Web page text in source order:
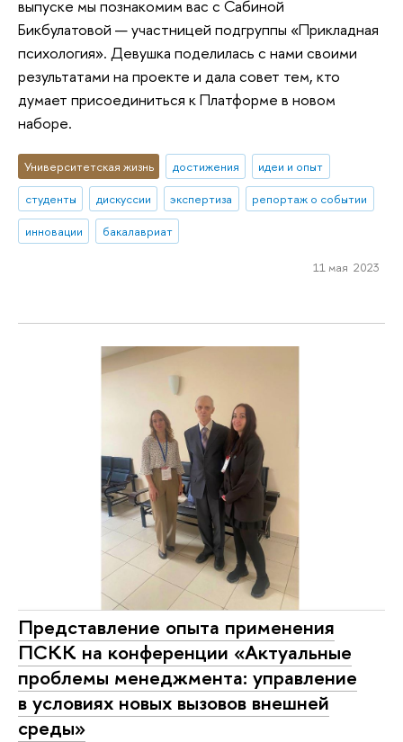
выпуске мы познакомим вас с Сабиной
Бикбулатовой — участницей подгруппы «Прикладная
психология». Девушка поделилась с нами своими
результатами на проекте и дала совет тем, кто
думает присоединиться к Платформе в новом
наборе.
Университетская жизнь достижения
идеи и опыт
студенты
дискуссии экспертиза
репортаж о событии
инновации
бакалавриат
11 мая 2023
Представление опыта применения
ПСКК на конференции «Актуальные
проблемы менеджмента: управление
в условиях новых вызовов внешней
среды»